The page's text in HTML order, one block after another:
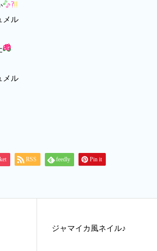
RSS feedly Pin it
ジャマイカ風ネイル♪